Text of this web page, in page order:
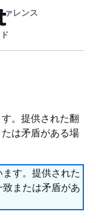
ァレンス
。提供された翻
は矛盾がある場
す。提供された
または矛盾があ